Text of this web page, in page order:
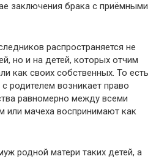
заключения брака с приёмными
распространяется не
но и на детей, которых отчим
как своих собственных. То есть
родителем возникает право
равномерно между всеми
или мачеха воспринимают как
родной матери таких детей, а